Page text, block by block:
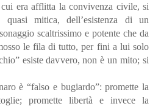
era afflitta la convivenza civile, si
quasi mitica, dell’esistenza di un
scaltrissimo e potente che da
le fila di tutto, per fini a lui solo
esiste davvero, non è un mito; si
è “falso e bugiardo”: promette la
promette libertà e invece la